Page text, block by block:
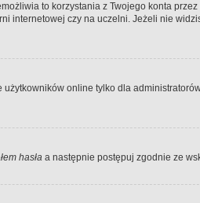
to korzystania z Twojego konta
internetowej czy na uczelni. Jeżeli nie
online tylko dla
hasła a następnie postępuj zgodnie ze